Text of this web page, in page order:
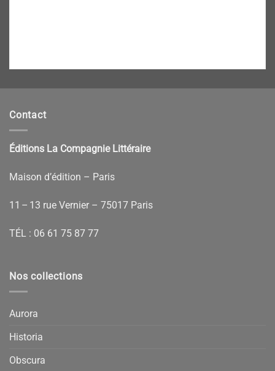
Contact
Éditions La Compagnie Littéraire
Maison d’édition – Paris
11 – 13 rue Vernier – 75017 Paris
TÉL : 06 61 75 87 77
Nos collections
Aurora
Historia
Obscura